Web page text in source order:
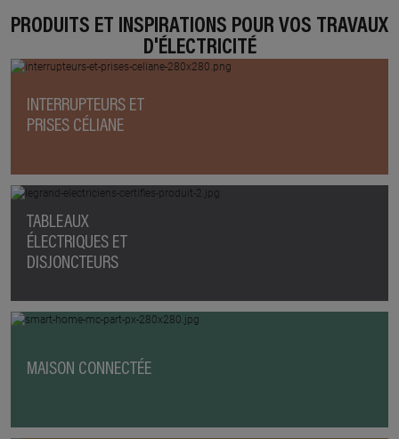
PRODUITS ET INSPIRATIONS POUR VOS TRAVAUX
D'ÉLECTRICITÉ
INTERRUPTEURS ET
PRISES CÉLIANE
TABLEAUX
ÉLECTRIQUES ET
DISJONCTEURS
MAISON CONNECTÉE